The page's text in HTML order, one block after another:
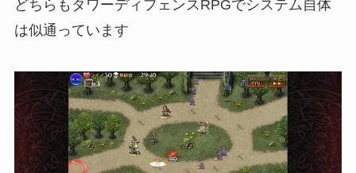
どちらもタワーディフェンスRPGでシステム自体
は似通っています